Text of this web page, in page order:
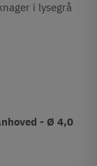
i lysegrå
- Ø 4,0